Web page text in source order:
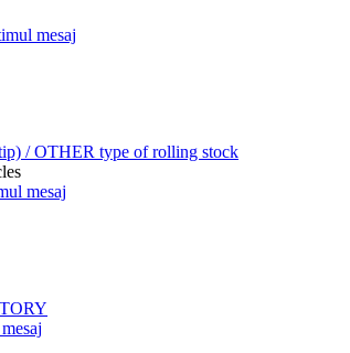
/ OTHER type of rolling stock